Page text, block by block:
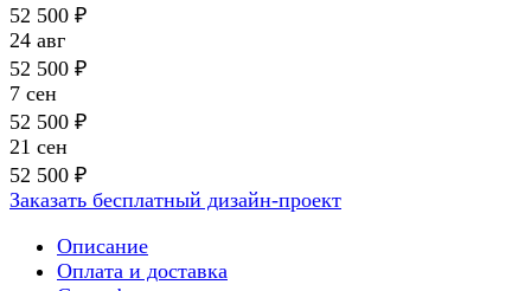
52 500 ₽
24 авг
52 500 ₽
7 сен
52 500 ₽
21 сен
52 500 ₽
Заказать бесплатный дизайн-проект
Описание
Оплата и доставка